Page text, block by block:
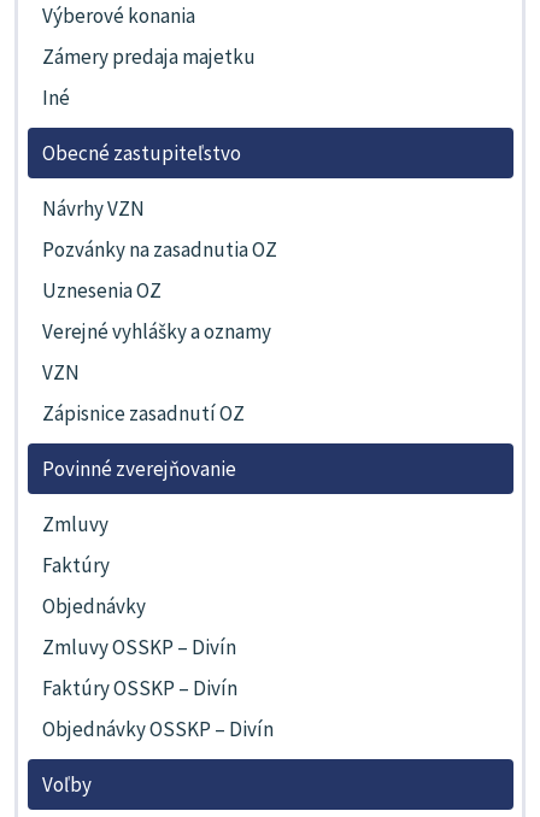
Výberové konania
Zámery predaja majetku
Iné
Obecné zastupiteľstvo
Návrhy VZN
Pozvánky na zasadnutia OZ
Uznesenia OZ
Verejné vyhlášky a oznamy
VZN
Zápisnice zasadnutí OZ
Povinné zverejňovanie
Zmluvy
Faktúry
Objednávky
Zmluvy OSSKP – Divín
Faktúry OSSKP – Divín
Objednávky OSSKP – Divín
Voľby